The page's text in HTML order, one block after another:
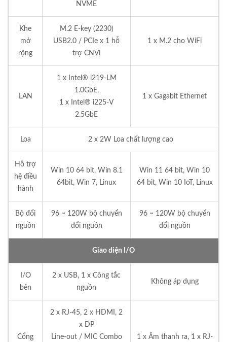
NVME
Khe
mở
rộng
M.2 E-key (2230)
USB2.0 / PCIe x 1 hỗ
trợ CNVi
1 x M.2 cho WiFi
LAN
1 x Intel® i219-LM
1.0GbE,
1 x Intel® i225-V
2.5GbE
1 x Gagabit Ethernet
Loa 2 x 2W Loa chất lượng cao
Hỗ trợ
hệ điều
hành
Win 10 64 bit, Win 8.1
64bit, Win 7, Linux
Win 11 64 bit, Win 10
64 bit, Win 10 IoT, Linux
Bộ đổi
nguồn
96 ~ 120W bộ chuyển
đổi nguồn
96 ~ 120W bộ chuyển
đổi nguồn
Giao diện I/O
I/O
bên
2 x USB, 1 x Công tắc
nguồn
Không áp dụng
Cổng
2 x RJ-45, 2 x HDMI, 2
x DP
Line-out / MIC Combo
1 x Âm thanh ra, 1 x RJ-